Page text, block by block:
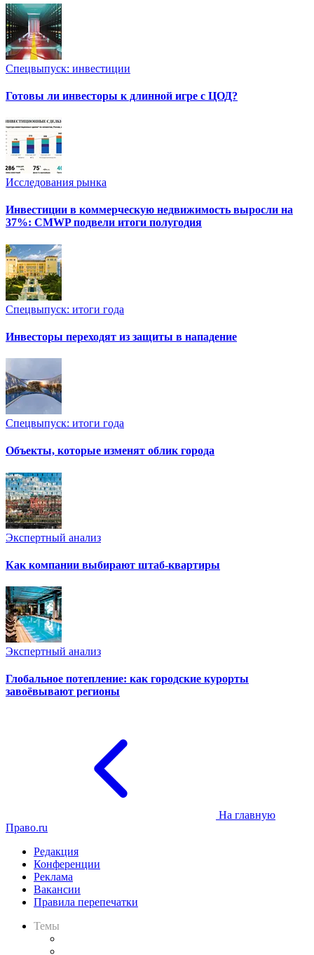
Спецвыпуск: инвестиции
Готовы ли инвесторы к длинной игре с ЦОД?
Исследования рынка
Инвестиции в коммерческую недвижимость выросли на
37%: CMWP подвели итоги полугодия
Спецвыпуск: итоги года
Инвесторы переходят из защиты в нападение
Спецвыпуск: итоги года
Объекты, которые изменят облик города
Экспертный анализ
Как компании выбирают штаб-квартиры
Экспертный анализ
Глобальное потепление: как городские курорты
завоёвывают регионы
На главную
Право.ru
Редакция
Конференции
Реклама
Вакансии
Правила перепечатки
Темы